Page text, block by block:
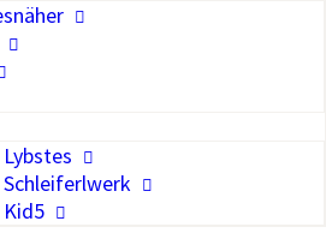
und Geborgenheit –
Babystrampler oder
145 – 150 cm
300 g/lm
Baumwolle, 5% Elastan